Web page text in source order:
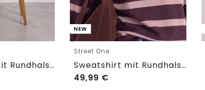
Sweatshirt mit Rundhals und Streifen
NEW
Street One
Sweatshirt mit Rundhals und Streifen
49,99 €